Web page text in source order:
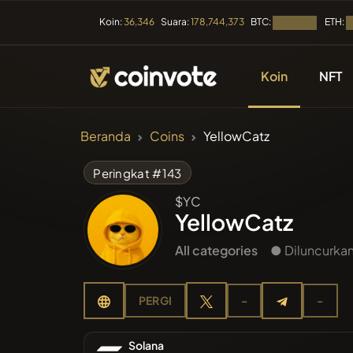
Koin:36,346 Suara:178,744,373 BTC: ETH:
Koin NFT
Beranda Coins YellowCatz
Peringkat #143
$YC
YellowCatz
All categories ●
PERGI - -
Solana